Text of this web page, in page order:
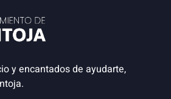
y encantados de ayudarte,